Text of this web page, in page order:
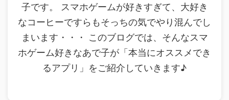
子です。 スマホゲームが好きすぎて、大好き
なコーヒーですらもそっちの気でやり混んでし
まいます・・・ このブログでは、そんなスマ
ホゲーム好きなあで子が「本当にオススメでき
るアプリ」をご紹介していきます♪